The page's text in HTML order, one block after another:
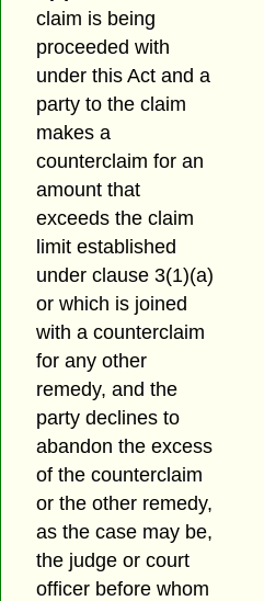
claim is being
proceeded with
under this Act and a
party to the claim
makes a
counterclaim for an
amount that
exceeds the claim
limit established
under clause 3(1)⁠(a)
or which is joined
with a counterclaim
for any other
remedy, and the
party declines to
abandon the excess
of the counterclaim
or the other remedy,
as the case may be,
the judge or court
officer before whom